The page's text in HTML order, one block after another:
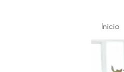
Inicio